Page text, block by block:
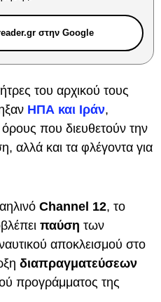
στην Google
του αρχικού τους
ΗΠΑ και Ιράν,
που διευθετούν την
αλλά και τα φλέγοντα για
Channel 12, το
παύση των
αποκλεισμού στο
διαπραγματεύσεων
προγράμματος της